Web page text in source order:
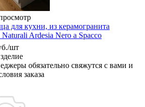
для кухни, из керамогранита
Ardesia Nero a Spacco
/шт
обязательно свяжутся с вами и
заказа